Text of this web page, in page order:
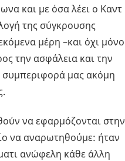
και με όσα λέει ο Καντ
της σύγκρουσης
μέρη –και όχι μόνο
την ασφάλεια και την
συμπεριφορά μας ακόμη
να εφαρμόζονται στην
να αναρωτηθούμε: ήταν
ανώφελη κάθε άλλη